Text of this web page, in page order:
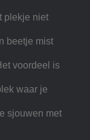
plekje niet
beetje mist
voordeel is
waar je
sjouwen met